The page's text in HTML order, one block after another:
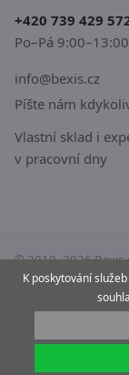
+420 739 429
Po–Pá 9:00–13:00
info@bexis.cz
Píšte nám
Vlastní sklad i
v pracovní dny
© 2010–2026
pro vaše tvoření.
Stránky používají
K poskytování